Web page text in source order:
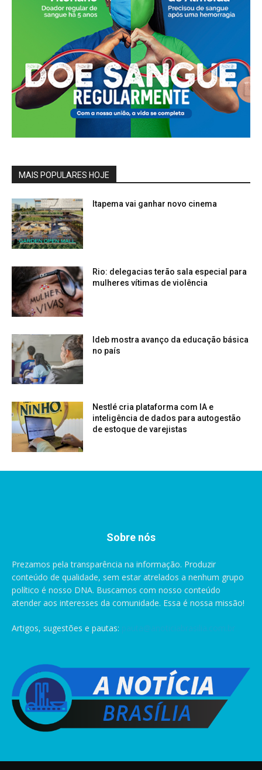
MAIS POPULARES HOJE
Itapema vai ganhar novo cinema
Rio: delegacias terão sala especial para
mulheres vítimas de violência
Ideb mostra avanço da educação básica
no país
Nestlé cria plataforma com IA e
inteligência de dados para autogestão
de estoque de varejistas
Sobre nós
Prezamos pela transparência na informação. Produzir
conteúdo de qualidade, sem estar atrelados a nenhum grupo
político é nosso DNA. Buscamos com nosso conteúdo
atender aos interesses da comunidade. Essa é nossa missão!
Artigos, sugestões e pautas: pauta@anoticiabrasilia.com.br